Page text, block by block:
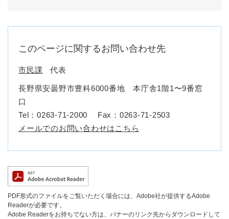
このページに関するお問い合わせ先
市民課 代表
長野県安曇野市豊科6000番地 本庁舎1階1〜9番窓
口
Tel：0263-71-2000
Fax：0263-71-2503
メールでのお問い合わせはこちら
PDF形式のファイルをご覧いただく場合には、Adobe社が提供するAdobe
Readerが必要です。
Adobe Readerをお持ちでない方は、バナーのリンク先からダウンロードして